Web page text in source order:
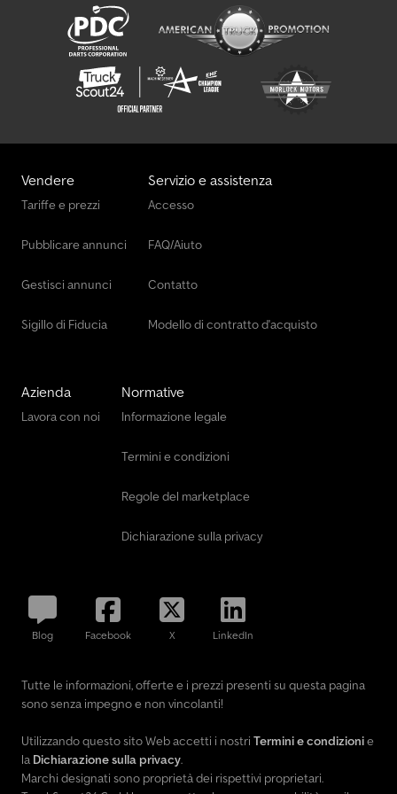
proprietario Prezzo NETTO, più 19% di IVA. Saremo lieti di fornirvi
interessanti offerte di finanziamento. Tutte le informazioni sono
fornite senza garanzia. Errori e vendite intermedie sono riservati.
Numero di veicolo interno: 2607
Vendere
Tariffe e prezzi
Pubblicare annunci
Gestisci annunci
Sigillo di Fiducia
Servizio e assistenza
Accesso
FAQ/Aiuto
Contatto
Modello di contratto d'acquisto
Azienda
Lavora con noi
Normative
Informazione legale
Termini e condizioni
Regole del marketplace
Dichiarazione sulla privacy
Blog Facebook X LinkedIn
Tutte le informazioni, offerte e i prezzi presenti su questa pagina
sono senza impegno e non vincolanti!
Utilizzando questo sito Web accetti i nostri Termini e condizionie
la Dichiarazione sulla privacy.
Marchi designati sono proprietà dei rispettivi proprietari.